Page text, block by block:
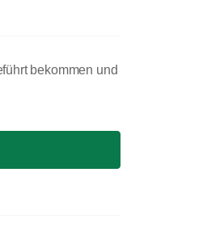
bekommen und